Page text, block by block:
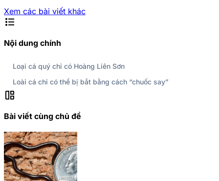
Xem các bài viết khác
format_list_bulleted
Nội dung chính
Loại cá quý chỉ có Hoàng Liên Sơn
Loài cá chỉ có thể bị bắt bằng cách “chuốc say”
auto_awesome_mosaic
Bài viết cùng chủ đề